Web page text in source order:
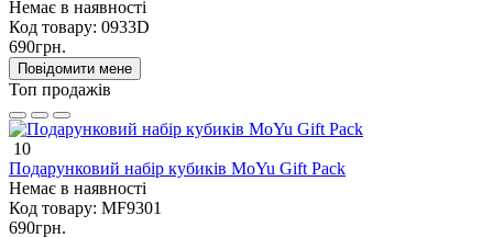
Немає в наявності
Код товару: 0933D
690грн.
Повідомити мене
Топ продажів
10
Подарунковий набір кубиків MoYu Gift Pack
Немає в наявності
Код товару: MF9301
690грн.